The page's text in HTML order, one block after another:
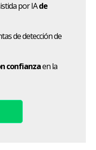
por IAde
de detección de
confianzaen la